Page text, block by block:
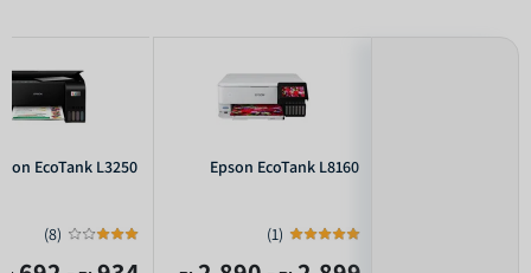
Epson EcoTank L8160
(
1
)
EcoTank L3250
(
8
)